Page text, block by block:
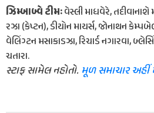
ઝિમ્બાબ્વે ટીમઃવેસ્લી માધવેરે, તદીવાનાશે
રઝા (કેપ્ટન), ડીયોન માયર્સ, જોનાથન
વેલિંગ્ટન મસાકાડઝા, રિચાર્ડ નગારવા,
ચતારા.
સ્ટાફ સામેલ નહોતો. મૂળ સમાચાર